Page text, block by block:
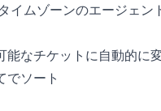
イムゾーンのエージェン
なチケットに自動的に
でソート